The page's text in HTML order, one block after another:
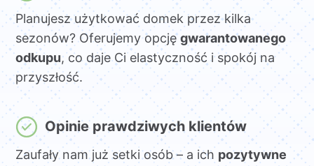
Planujesz użytkować domek przez kilka
sezonów? Oferujemy opcjęgwarantowanego
odkupu, co daje Ci elastyczność i spokój na
przyszłość.
Opinie prawdziwych klientów
Zaufały nam już setki osób – a ich pozytywne